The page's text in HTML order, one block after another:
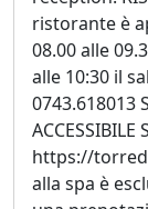
ristorante è
08.00 alle
alle 10:30 il
0743.618013
https://
alla spa è